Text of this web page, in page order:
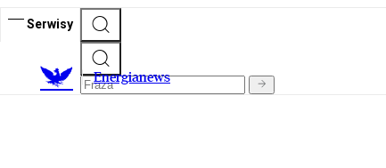
Serwisy
Energianews